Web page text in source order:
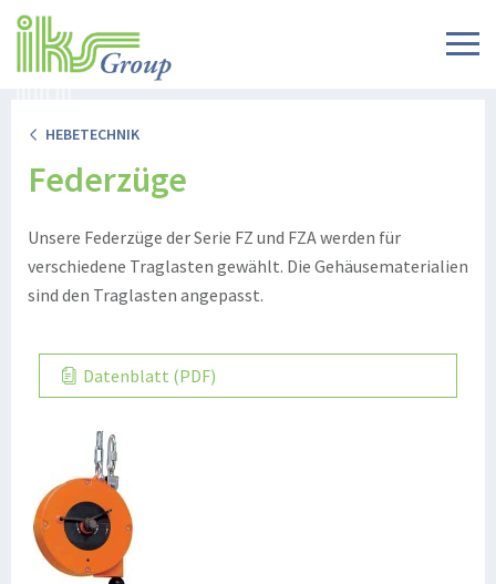
HEBETECHNIK
Federzüge
Unsere Federzüge der Serie FZ und FZA werden für
verschiedene Traglasten gewählt. Die Gehäusematerialien
sind den Traglasten angepasst.
Datenblatt (PDF)